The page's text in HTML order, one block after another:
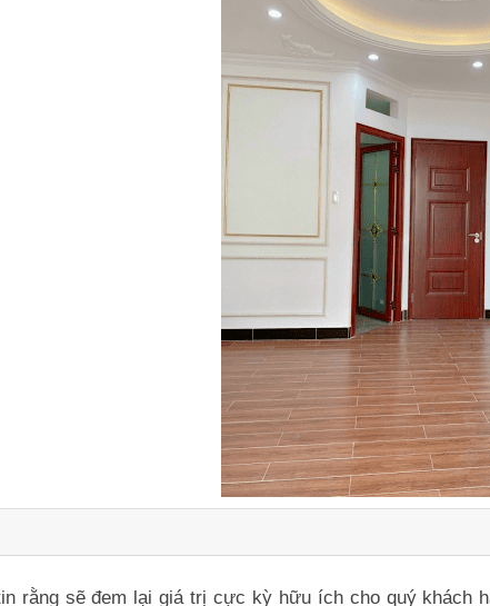
rằng sẽ đem lại giá trị cực kỳ hữu ích cho quý khách